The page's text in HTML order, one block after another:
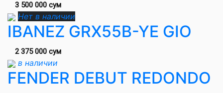
3 500 000 сум
Нет в наличии
IBANEZ GRX55B-YE GIO
2 375 000 сум
в наличии
FENDER DEBUT REDONDO